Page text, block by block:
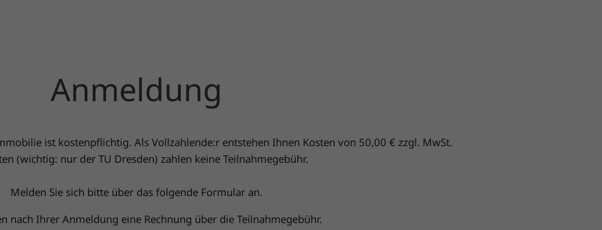
Anmeldung
ist kostenpflichtig. Als Vollzahlende:r entstehen Ihnen Kosten von 50,00 € zzgl. MwSt.
(wichtig: nur der TU Dresden) zahlen keine Teilnahmegebühr.
Melden Sie sich bitte über das folgende Formular an.
nach Ihrer Anmeldung eine Rechnung über die Teilnahmegebühr.